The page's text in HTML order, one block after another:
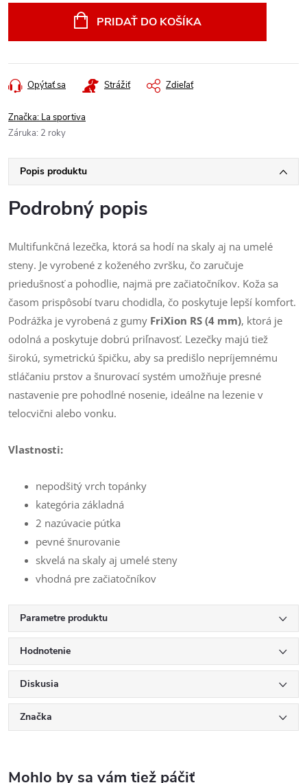
PRIDAŤ DO KOŠÍKA
Opýtať sa Strážiť Zdieľať
Značka: La sportiva
Záruka: 2 roky
Popis produktu
Podrobný popis
Multifunkčná lezečka, ktorá sa hodí na skaly aj na umelé
steny. Je vyrobené z koženého zvršku, čo zaručuje
priedušnosť a pohodlie, najmä pre začiatočníkov. Koža sa
časom prispôsobí tvaru chodidla, čo poskytuje lepší komfort.
Podrážka je vyrobená z gumy FriXion RS (4 mm), ktorá je
odolná a poskytuje dobrú priľnavosť. Lezečky majú tiež
širokú, symetrickú špičku, aby sa predišlo nepríjemnému
stláčaniu prstov a šnurovací systém umožňuje presné
nastavenie pre pohodlné nosenie, ideálne na lezenie v
telocvični alebo vonku.
Vlastnosti:
nepodšitý vrch topánky
kategória základná
2 nazúvacie pútka
pevné šnurovanie
skvelá na skaly aj umelé steny
vhodná pre začiatočníkov
Parametre produktu
Hodnotenie
Diskusia
Značka